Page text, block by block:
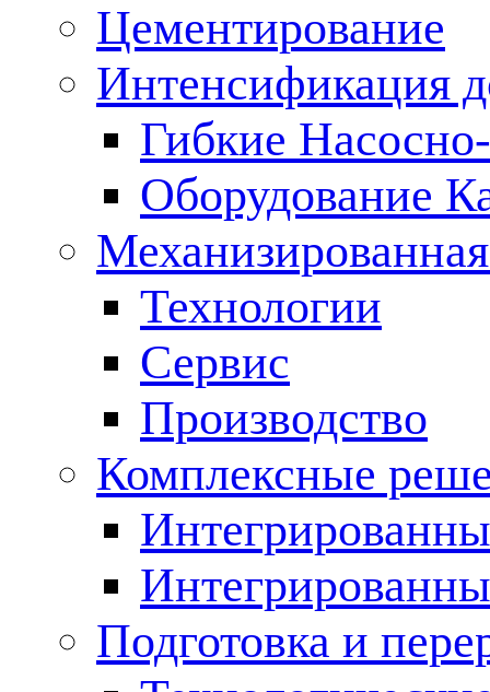
Цементирование
Интенсификация
Гибкие
Оборудование
Технологии
Сервис
Производство
Комплексные
Подготовка и